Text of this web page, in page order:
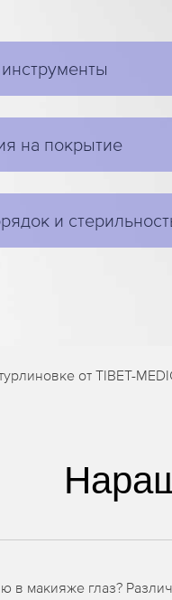
на покрытие
и
от TIBET-
в макияже глаз?